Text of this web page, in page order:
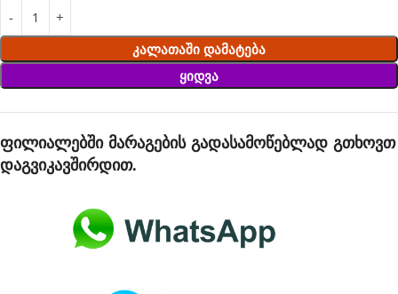
Კალათაში Დამატება
Ყიდვა
ფილიალებში მარაგების გადასამოწებლად გთხოვთ
დაგვიკავშირდით.